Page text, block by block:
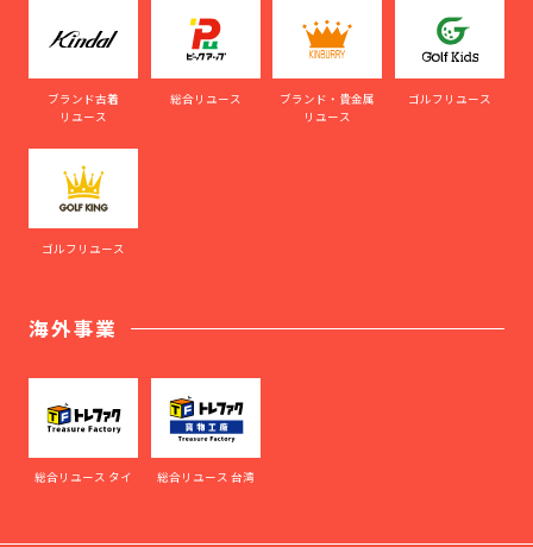
ブランド古着
リユース
総合リユース
ブランド・貴金属
リユース
ゴルフリユース
ゴルフリユース
海外事業
総合リユース タイ 総合リユース 台湾